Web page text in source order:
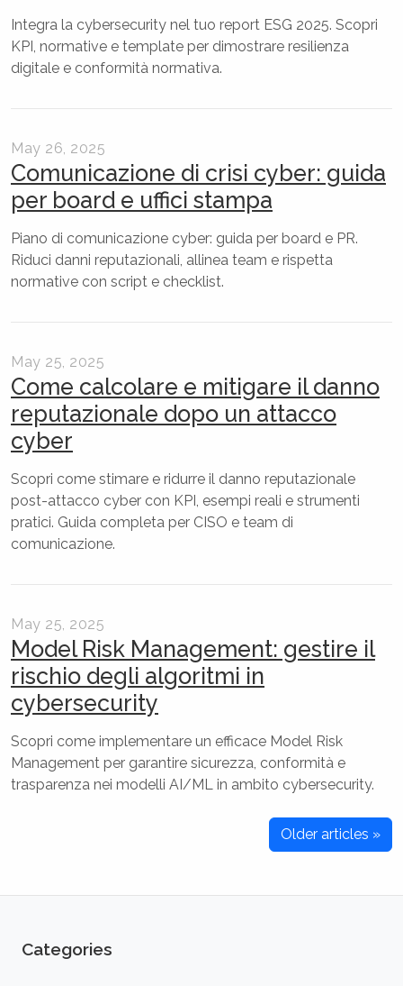
Integra la cybersecurity nel tuo report ESG 2025. Scopri
KPI, normative e template per dimostrare resilienza
digitale e conformità normativa.
May 26, 2025
Comunicazione di crisi cyber: guida
per board e uffici stampa
Piano di comunicazione cyber: guida per board e PR.
Riduci danni reputazionali, allinea team e rispetta
normative con script e checklist.
May 25, 2025
Come calcolare e mitigare il danno
reputazionale dopo un attacco
cyber
Scopri come stimare e ridurre il danno reputazionale
post-attacco cyber con KPI, esempi reali e strumenti
pratici. Guida completa per CISO e team di
comunicazione.
May 25, 2025
Model Risk Management: gestire il
rischio degli algoritmi in
cybersecurity
Scopri come implementare un efficace Model Risk
Management per garantire sicurezza, conformità e
trasparenza nei modelli AI/ML in ambito cybersecurity.
Older articles »
Categories